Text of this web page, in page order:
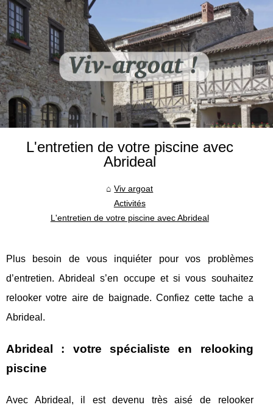
L'entretien de votre piscine avec
Abrideal
Viv argoat
Activités
L'entretien de votre piscine avec Abrideal
Plus besoin de vous inquiéter pour vos problèmes
d’entretien. Abrideal s’en occupe et si vous souhaitez
relooker votre aire de baignade. Confiez cette tache a
Abrideal.
Abrideal : votre spécialiste en relooking
piscine
Avec Abrideal, il est devenu très aisé de relooker